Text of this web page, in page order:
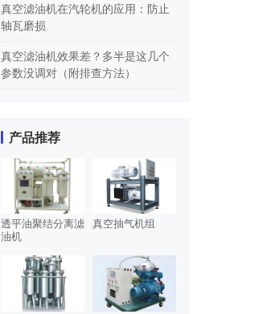
真空滤油机在汽轮机的应用：防止
轴瓦磨损
真空滤油机效果差？多半是这几个
参数没调对（附排查方法）
产品推荐
透平油聚结分离滤
油机
真空抽气机组